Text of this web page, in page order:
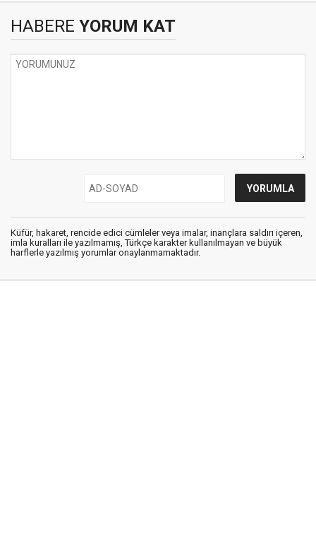
HABERE YORUM KAT
Küfür, hakaret, rencide edici cümleler veya imalar, inançlara saldırı içeren,
imla kuralları ile yazılmamış, Türkçe karakter kullanılmayan ve büyük
harflerle yazılmış yorumlar onaylanmamaktadır.